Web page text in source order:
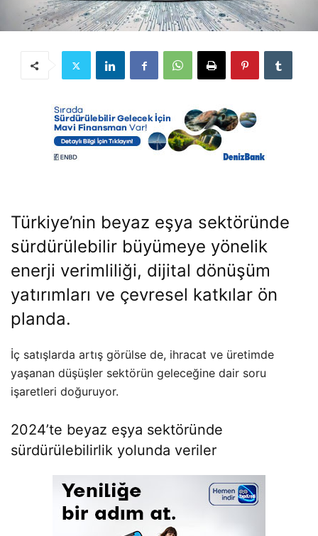
Türkiye’nin beyaz eşya sektöründe
sürdürülebilir büyümeye yönelik
enerji verimliliği, dijital dönüşüm
yatırımları ve çevresel katkılar ön
planda.
İç satışlarda artış görülse de, ihracat ve üretimde
yaşanan düşüşler sektörün geleceğine dair soru
işaretleri doğuruyor.
2024’te beyaz eşya sektöründe
sürdürülebilirlik yolunda veriler